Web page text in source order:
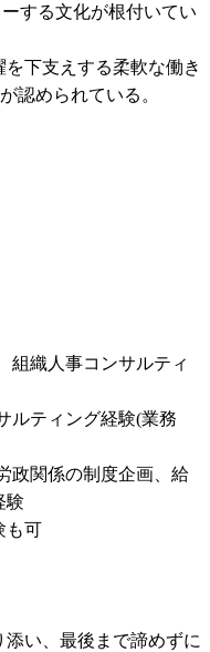
する文化が根付いてい
を下支えする柔軟な働き
認められている。
組織人事コンサルティ
ルティング経験(業務
政関係の制度企画、給
験
も可
添い、最後まで諦めずに